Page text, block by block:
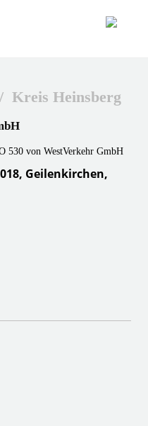
Kreis Heinsberg
Geilenkirchen,